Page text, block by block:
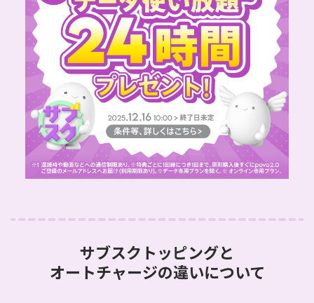
サブスクトッピングと
オートチャージの違いについて